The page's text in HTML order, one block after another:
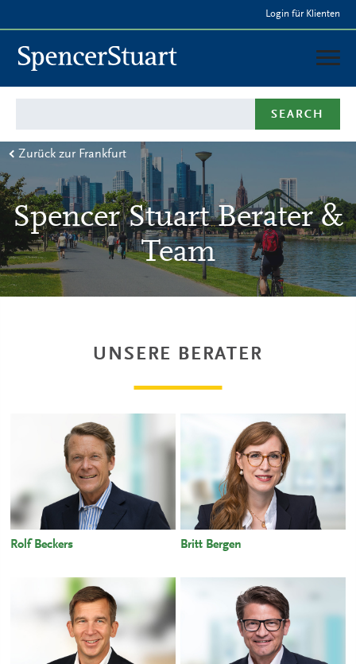
to
Main
Deutschland
LEISTUNGEN
BERATER & TEAM
PRESSE
Login für Klienten
SEARCH
Spencer Stuart Berater &
Team
Zurück zur Frankfurt
UNSERE BERATER
Rolf Beckers Britt Bergen